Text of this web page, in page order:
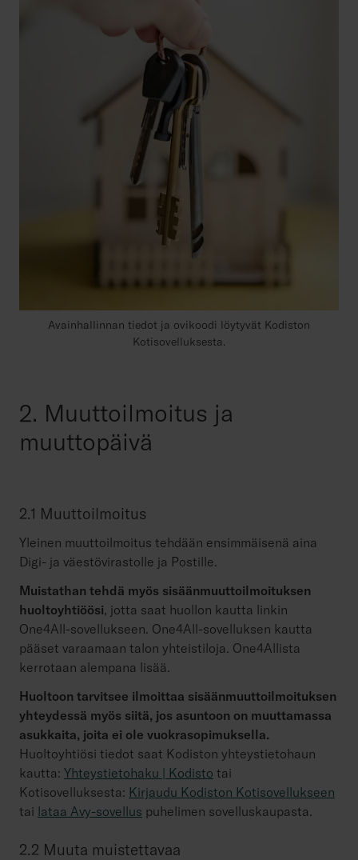
Avainhallinnan tiedot ja ovikoodi löytyvät Kodiston
Kotisovelluksesta.
2. Muuttoilmoitus ja
muuttopäivä
2.1 Muuttoilmoitus
Yleinen muuttoilmoitus tehdään ensimmäisenä aina
Digi- ja väestövirastolle ja Postille.
Muistathan tehdä myös sisäänmuuttoilmoituksen
huoltoyhtiöösi, jotta saat huollon kautta linkin
One4All-sovellukseen. One4All-sovelluksen kautta
pääset varaamaan talon yhteistiloja. One4Allista
kerrotaan alempana lisää.
Huoltoon tarvitsee ilmoittaa sisäänmuuttoilmoituksen
yhteydessä myös siitä, jos asuntoon on muuttamassa
asukkaita, joita ei ole vuokrasopimuksella.
Huoltoyhtiösi tiedot saat Kodiston yhteystietohaun
kautta: Yhteystietohaku | Kodisto tai
Kotisovelluksesta: Kirjaudu Kodiston Kotisovellukseen
tai lataa Avy-sovellus puhelimen sovelluskaupasta.
2.2 Muuta muistettavaa